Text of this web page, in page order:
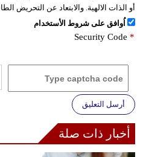
أو الذات الالهية. والابتعاد عن التحريض
اُوافق على شروط الأستخدام
Security Code *
أرسل التعليق
أخبار ذات صلة